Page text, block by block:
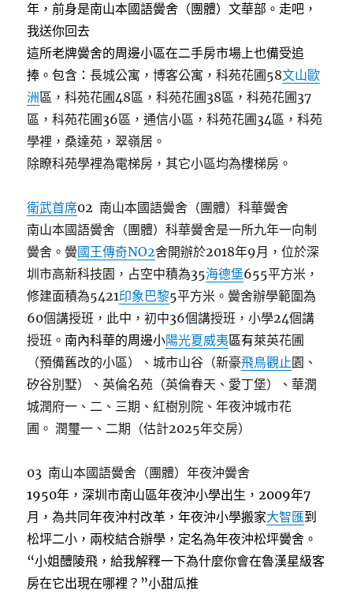
年，前身是南山本國語黌舍（團體）文華部。走吧，
我送你回去
這所老牌黌舍的周邊小區在二手房市場上也備受追
捧。包含：長城公寓，博客公寓，科苑花圃58文山歐
洲區，科苑花圃48區，科苑花圃38區，科苑花圃37
區，科苑花圃36區，通信小區，科苑花圃34區，科苑
學裡，桑達苑，翠嶺居。
除瞭科苑學裡為電梯房，其它小區均為樓梯房。
衛武首席02 南山本國語黌舍（團體）科華黌舍
南山本國語黌舍（團體）科華黌舍是一所九年一向制
黌舍。黌國王傳奇NO2舍開辦於2018年9月，位於深
圳市高新科技園，占空中積為35海德堡655平方米，
修建面積為5421印象巴黎5平方米。黌舍辦學範圍為
60個講授班，此中，初中36個講授班，小學24個講
授班。 南內科華的周邊小陽光夏威夷區有萊英花圃
（預備舊改的小區）、城市山谷（新豪飛鳥觀止園、
矽谷別墅）、英倫名苑（英倫春天、愛丁堡）、華潤
城潤府一、二、三期、紅樹別院、年夜沖城市花
圃。 潤璽一、二期（估計2025年交房）
03 南山本國語黌舍（團體）年夜沖黌舍
1950年，深圳市南山區年夜沖小學出生，2009年7
月，為共同年夜沖村改革，年夜沖小學搬家大智匯到
松坪二小，兩校結合辦學，定名為年夜沖松坪黌舍。
“小姐醴陵飛，給我解釋一下為什麼你會在魯漢星級客
房在它出現在哪裡？”小甜瓜推